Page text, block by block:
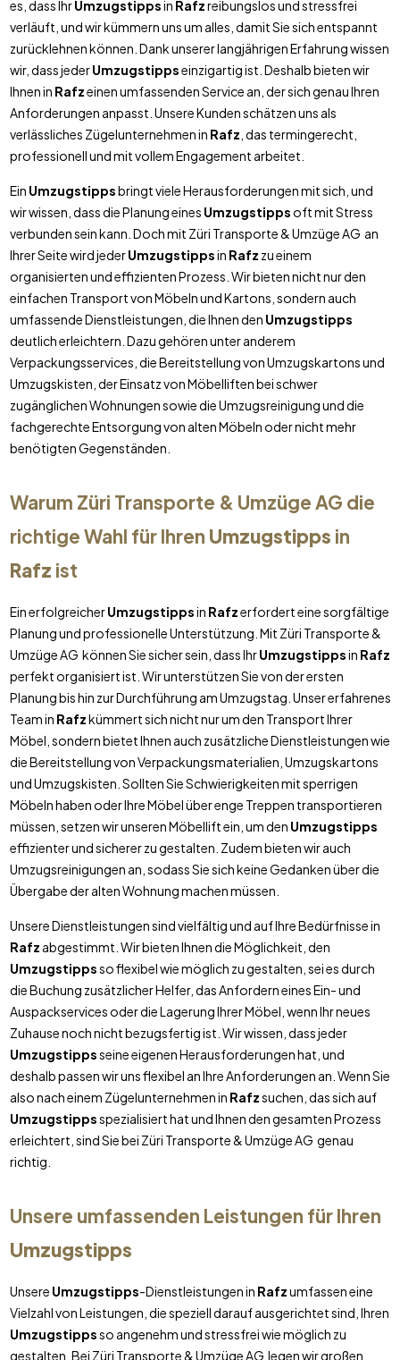
es, dass IhrUmzugstippsin Rafzreibungslos und stressfrei
verläuft, und wir kümmern uns um alles, damit Sie sich entspannt
zurücklehnen können. Dank unserer langjährigen Erfahrung wissen
wir, dass jederUmzugstippseinzigartig ist. Deshalb bieten wir
Ihnen in Rafzeinen umfassenden Service an, der sich genau Ihren
Anforderungen anpasst. Unsere Kunden schätzen uns als
verlässliches Zügelunternehmen in Rafz , das termingerecht,
professionell und mit vollem Engagement arbeitet.
Ein Umzugstippsbringt viele Herausforderungen mit sich, und
wir wissen, dass die Planung eines Umzugstippsoft mit Stress
verbunden sein kann. Doch mit Züri Transporte & Umzüge AG an
Ihrer Seite wird jederUmzugstippsin Rafz zu einem
organisierten und effizienten Prozess. Wir bieten nicht nur den
einfachen Transport von Möbeln und Kartons, sondern auch
umfassende Dienstleistungen, die Ihnen den Umzugstipps
deutlich erleichtern. Dazu gehören unter anderem
Verpackungsservices, die Bereitstellung von Umzugskartons und
Umzugskisten, der Einsatz von Möbelliften bei schwer
zugänglichen Wohnungen sowie die Umzugsreinigung und die
fachgerechte Entsorgung von alten Möbeln oder nicht mehr
benötigten Gegenständen.
Warum Züri Transporte & Umzüge AG die
richtige Wahl für Ihren Umzugstipps in
Rafz ist
Ein erfolgreicherUmzugstippsin Rafzerfordert eine sorgfältige
Planung und professionelle Unterstützung. Mit Züri Transporte &
Umzüge AG können Sie sicher sein, dass IhrUmzugstippsin Rafz
perfekt organisiert ist. Wir unterstützen Sie von der ersten
Planung bis hin zur Durchführung am Umzugstag. Unser erfahrenes
Team in Rafzkümmert sich nicht nur um den Transport Ihrer
Möbel, sondern bietet Ihnen auch zusätzliche Dienstleistungen wie
die Bereitstellung von Verpackungsmaterialien, Umzugskartons
und Umzugskisten. Sollten Sie Schwierigkeiten mit sperrigen
Möbeln haben oder Ihre Möbel über enge Treppen transportieren
müssen, setzen wir unseren Möbellift ein, um den Umzugstipps
effizienter und sicherer zu gestalten. Zudem bieten wir auch
Umzugsreinigungen an, sodass Sie sich keine Gedanken über die
Übergabe der alten Wohnung machen müssen.
Unsere Dienstleistungen sind vielfältig und auf Ihre Bedürfnisse in
Rafz abgestimmt. Wir bieten Ihnen die Möglichkeit, den
Umzugstippsso flexibel wie möglich zu gestalten, sei es durch
die Buchung zusätzlicher Helfer, das Anfordern eines Ein- und
Auspackservices oder die Lagerung Ihrer Möbel, wenn Ihr neues
Zuhause noch nicht bezugsfertig ist. Wir wissen, dass jeder
Umzugstippsseine eigenen Herausforderungen hat, und
deshalb passen wir uns flexibel an Ihre Anforderungen an. Wenn Sie
also nach einem Zügelunternehmen in Rafzsuchen, das sich auf
Umzugstippsspezialisiert hat und Ihnen den gesamten Prozess
erleichtert, sind Sie bei Züri Transporte & Umzüge AG genau
richtig.
Unsere umfassenden Leistungen für Ihren
Umzugstipps
Unsere Umzugstipps-Dienstleistungen in Rafzumfassen eine
Vielzahl von Leistungen, die speziell darauf ausgerichtet sind, Ihren
Umzugstippsso angenehm und stressfrei wie möglich zu
gestalten. Bei Züri Transporte & Umzüge AG legen wir großen